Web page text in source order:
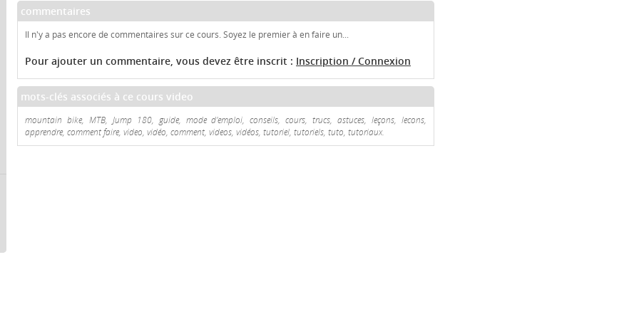
commentaires
Il n'y a pas encore de commentaires sur ce cours. Soyez le premier à en faire un...
Pour ajouter un commentaire, vous devez être inscrit : Inscription / Connexion
mots-clés associés à ce cours video
mountain bike, MTB, Jump 180, guide, mode d'emploi, conseils, cours, trucs, astuces, leçons, lecons,
apprendre, comment faire, video, vidéo, comment, videos, vidéos, tutoriel, tutoriels, tuto, tutoriaux.